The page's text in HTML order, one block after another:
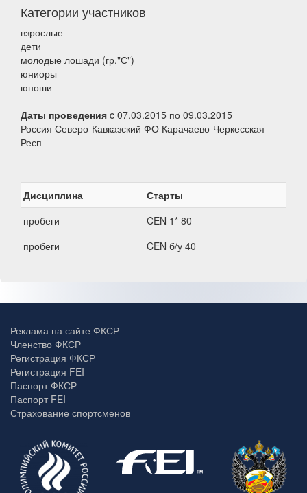
Категории участников
взрослые
дети
молодые лошади (гр."С")
юниоры
юноши
Даты проведения c 07.03.2015 по 09.03.2015
Россия Северо-Кавказский ФО Карачаево-Черкесская
Респ
Дисциплина
Старты
пробеги
CEN 1* 80
пробеги
CEN б/у 40
Реклама на сайте ФКСР
Членство ФКСР
Регистрация ФКСР
Регистрация FEI
Паспорт ФКСР
Паспорт FEI
Страхование спортсменов